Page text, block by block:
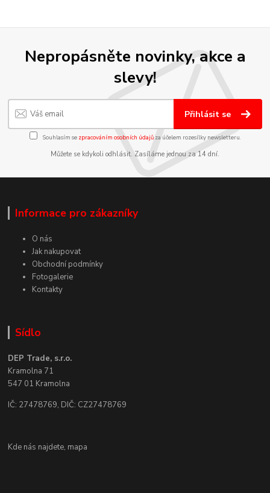
Nepropásněte novinky, akce a
slevy!
Přihlásit se
Souhlasím se zpracováním osobních údajůza účelem rozesílky newsletteru.
Můžete se kdykoli odhlásit. Zasíláme jednou za 14 dní.
Informace pro zákazníky
O nás
Jak nakupovat
Obchodní podmínky
Fotogalerie
Kontakty
Sídlo
DEP Trade, s.r.o.
Kramolna 71
547 01 Kramolna
IČ: 27478769, DIČ: CZ27478769
Kde nás najdete, mapa